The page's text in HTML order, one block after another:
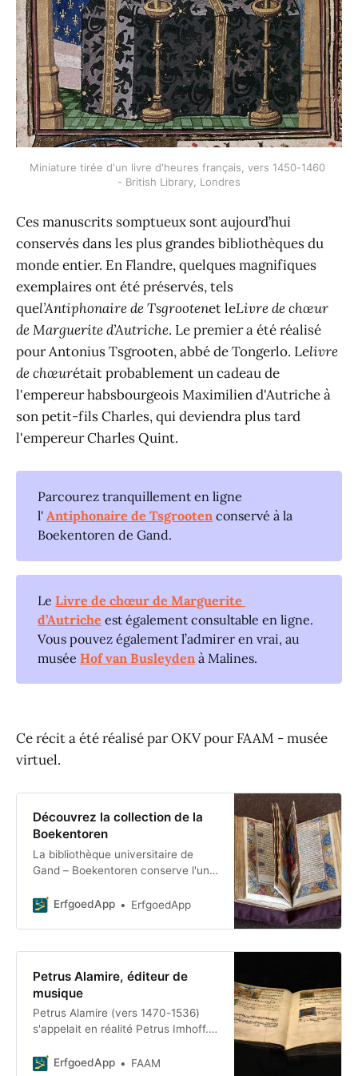
Miniature tirée d'un livre d'heures français, vers 1450-1460
- British Library, Londres
Ces manuscrits somptueux sont aujourd’hui
conservés dans les plus grandes bibliothèques du
monde entier. En Flandre, quelques magnifiques
exemplaires ont été préservés, tels
quel’Antiphonaire de Tsgrootenet leLivre de chœur
de Marguerite d’Autriche. Le premier a été réalisé
pour Antonius Tsgrooten, abbé de Tongerlo. Lelivre
de chœurétait probablement un cadeau de
l'empereur habsbourgeois Maximilien d'Autriche à
son petit-fils Charles, qui deviendra plus tard
l'empereur Charles Quint.
Parcourez tranquillement en ligne
l'Antiphonaire de Tsgrooten conservé à la
Boekentoren de Gand.
LeLivre de chœur de Marguerite
d’Autriche est également consultable en ligne.
Vous pouvez également l’admirer en vrai, au
muséeHof van Busleyden à Malines.
Ce récit a été réalisé par OKV pour FAAM - musée
virtuel.
Découvrez la collection de la
Boekentoren
La bibliothèque universitaire de
Gand – Boekentoren conserve l'une
patrimoniales des Pays-Bas : du
ErfgoedApp ErfgoedApp
Petrus Alamire, éditeur de
musique
Petrus Alamire (vers 1470-1536)
s'appelait en réalité Petrus Imhoff. «
musical. À son époque, c'était le
ErfgoedApp FAAM